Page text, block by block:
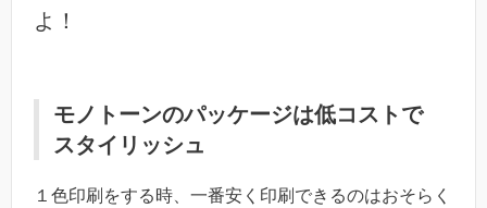
よ！
モノトーンのパッケージは低コストで
スタイリッシュ
１色印刷をする時、一番安く印刷できるのはおそらく